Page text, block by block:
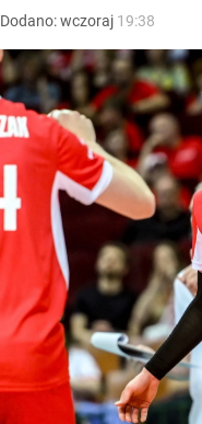
Dodano:wczoraj 19:38